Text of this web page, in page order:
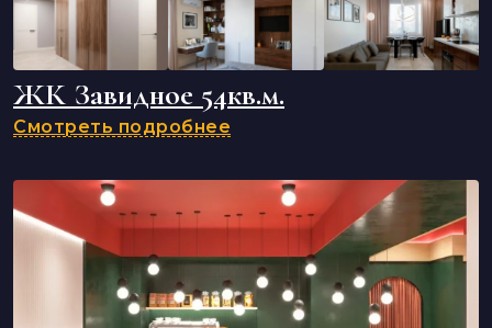
ЖК Завидное 54кв.м.
Смотреть подробнее